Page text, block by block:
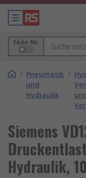
Teile-Nr.
/ Pneumatik
und
Hydraulik
/
Siemens
Hydraulik,